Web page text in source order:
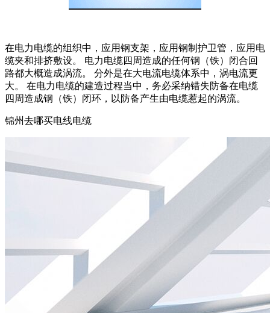
在电力电缆的组织中，应用钢支架，应用钢制护卫管，应用电
缆夹和排挤敷设。 电力电缆四周造成的任何钢（铁）闭合回
路都大概造成涡流。 分外是在大电流电缆体系中，涡电流更
大。 在电力电缆的建造过程当中，务必采纳错失防备在电缆
四周造成钢（铁）闭环，以防备产生由电缆惹起的涡流。
锦州去哪买电线电缆